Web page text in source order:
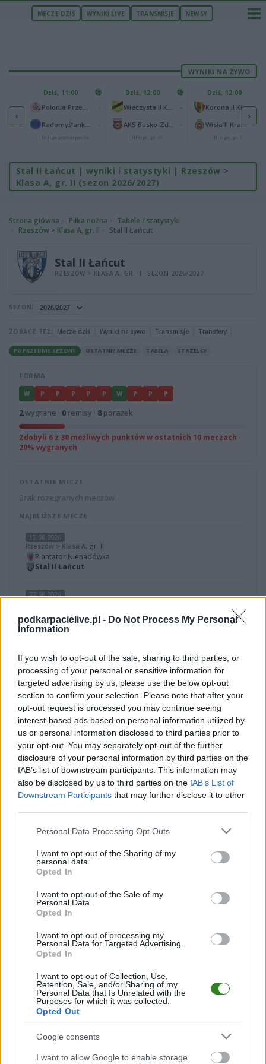
podkarpacielive.pl - Do Not Process My Personal
Information
If you wish to opt-out of the sale, sharing to third parties, or
processing of your personal or sensitive information for
targeted advertising by us, please use the below opt-out
section to confirm your selection. Please note that after your
opt-out request is processed you may continue seeing
interest-based ads based on personal information utilized by
us or personal information disclosed to third parties prior to
your opt-out. You may separately opt-out of the further
disclosure of your personal information by third parties on the
IAB’s list of downstream participants. This information may
also be disclosed by us to third parties on the IAB’s List of
Downstream Participants that may further disclose it to other
Please note that this website/app uses one or more Google
not limited to your visit or usage behaviour. You may click to
grant or deny consent to Google and its third-party tags to
use your data for below specified purposes in below Google
consent section.
Personal Data Processing Opt Outs
I want to opt-out of the Sharing of my
personal data.
Opted In
I want to opt-out of the Sale of my
Personal Data.
Opted In
I want to opt-out of processing my
Personal Data for Targeted Advertising.
Opted In
I want to opt-out of Collection, Use,
Retention, Sale, and/or Sharing of my
Personal Data that Is Unrelated with the
Purposes for which it was collected.
Opted Out
Google consents
I want to allow Google to enable storage
MECZE DZIŚ WYNIKI LIVE TRANSMISJE NEWSY
WYNIKI NA ŻYWO
‹
1
1
Dziś, 11:00
IV liga podkarpacka
Dziś, 12:00
III liga, gr. IV
Dziś, 12:00
Korona II Kielce
Wisła II Kraków
III liga, gr. IV
›
Stal II Łańcut | wyniki i statystyki | Rzeszów >
Klasa A, gr. II (sezon 2026/2027)
Strona główna Piłka nożna
Tabele / statystyki
Rzeszów > Klasa A, gr. II
Stal II Łańcut
Stal II Łańcut
RZESZÓW > KLASA A, GR. II · SEZON 2026/2027
SEZON
ZOBACZ TEŻ: Mecze dziś Wyniki na żywo Transmisje Transfery
POPRZEDNIE SEZONY OSTATNIE MECZE TABELA STRZELCY
FORMA
W P P P P P W P P P
2wygrane · 0 remisy · 8porażek
Zdobyli 6 z 30 możliwych punktów w ostatnich 10 meczach ·
20% wygranych
OSTATNIE MECZE
Brak rozegranych meczów.
NAJBLIŻSZE MECZE
15.08.2026
Rzeszów > Klasa A, gr. II
Plantator Nienadówka
Stal II Łańcut
22.08.2026
Stal II Łańcut
Grodziszczanka Grodzisko Dolne
Rzeszów > Klasa A, gr. II
Grom Handzlówka
Stal II Łańcut
Stal II Łańcut - występy w sezonach
SEZON LIGA MIEJSCE
2020/2021 Rzeszów > Klasa B, gr. III 9.
Stal II Łańcut - ostatnie mecze
Tabela: Rzeszów > Klasa A, gr. II (sezon 2026/2027)
DRUŻYNA GOLE
mecze,Pkt punkty ·
Stal II Łańcut - mecze rozegrane u siebie
mecze,Pkt punkty · zwycięstwo remis
DRUŻYNA GOLE
mecze,Pktpunkty · zwycięstwo remis porażka
PIŁKARZ BRAMKI